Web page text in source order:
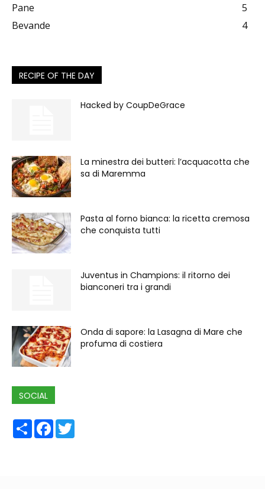
Pane
5
Bevande
4
RECIPE OF THE DAY
Hacked by CoupDeGrace
La minestra dei butteri: l’acquacotta che
sa di Maremma
Pasta al forno bianca: la ricetta cremosa
che conquista tutti
Juventus in Champions: il ritorno dei
bianconeri tra i grandi
Onda di sapore: la Lasagna di Mare che
profuma di costiera
SOCIAL
ShareFacebook